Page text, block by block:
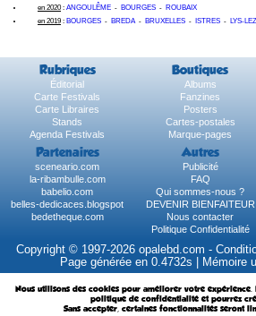
en 2020: ANGOULÊME - BOURGES - ROUBAIX
en 2019 : BOURGES - BREDA- BRUXELLES - ISTRES - LYS-
Rubriques Boutiques
Éditorial Albums
Carte Festivals
Fanzines
Carte Libraires
Posters
Stands
Cartes-postales
Agenda Festivals
Marque-pages
Partenaires Autres
sceneario.com Publicité
la-ribambulle.com
FAQ
babelio.com
Qui sommes-nous ?
belles-dedicaces.blogspot
DEVENIR BIENFAITEUR
bedetheque.com
Nous contacter
Politique Confidentialité
Copyright © 1997-2026 opalebd.com -
Page générée en 0.4732s | Mémoire
Nous utilisons des cookies pour améliorer votre expérience.
politique de confidentialité et pourrez
Sans accepter, certaines fonctionnalités seront